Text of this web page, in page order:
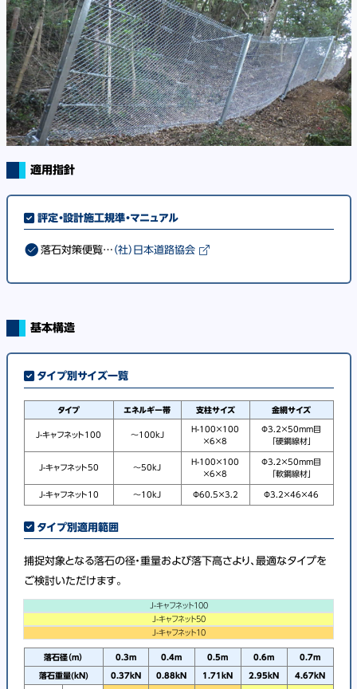
適用指針
評定・設計施工規準・マニュアル
落石対策便覧… （社）日本道路協会
基本構造
タイプ別サイズ一覧
タイプ エネルギー帯 支柱サイズ 金網サイズ
J-キャフネット100 ～100kJ
H-100×100
×6×8
Φ3.2×50mm目
「硬鋼線材」
J-キャフネット50 ～50kJ
H-100×100
×6×8
Φ3.2×50mm目
「軟鋼線材」
J-キャフネット10 ～10kJ Φ60.5×3.2 Φ3.2×46×46
タイプ別適用範囲
捕捉対象となる落石の径・重量および落下高さより、最適なタイプを
ご検討いただけます。
J-キャフネット100
J-キャフネット50
J-キャフネット10
落石径（m） 0.3m 0.4m 0.5m 0.6m 0.7m
落石重量(kN) 0.37kN 0.88kN 1.71kN 2.95kN 4.67kN